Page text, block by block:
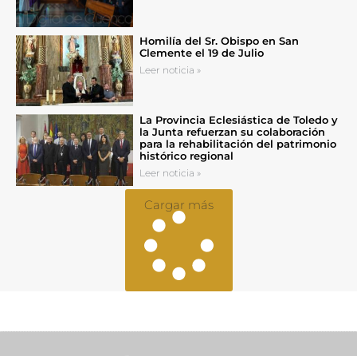
Homilía del Sr. Obispo en San
Clemente el 19 de Julio
Leer noticia »
La Provincia Eclesiástica de Toledo y
la Junta refuerzan su colaboración
para la rehabilitación del patrimonio
histórico regional
Leer noticia »
Cargar más